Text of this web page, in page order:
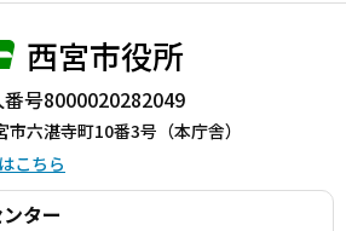
西宮市役所
番号8000020282049
六湛寺町10番3号（本庁舎）
こちら
ター